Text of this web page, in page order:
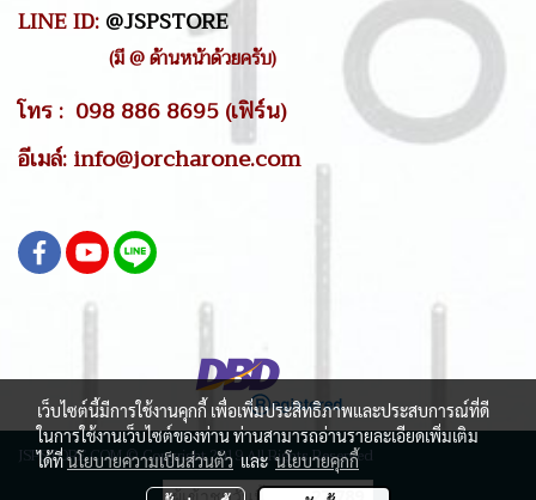
LINE ID:@JSPSTORE
(มี @ ด้านหน้าด้วยครับ)
โทร : 098 886 8695 (เฟิร์น)
อีเมล์: info@jorcharone.com
JSPSTORE.COM © Copyright 2019 All Rights Reserved
เว็บไซต์นี้มีการใช้งานคุกกี้ เพื่อเพิ่มประสิทธิภาพและประสบการณ์ที่ดี
ในการใช้งานเว็บไซต์ของท่าน ท่านสามารถอ่านรายละเอียดเพิ่มเติม
ได้ที่นโยบายความเป็นส่วนตัวและนโยบายคุกกี้